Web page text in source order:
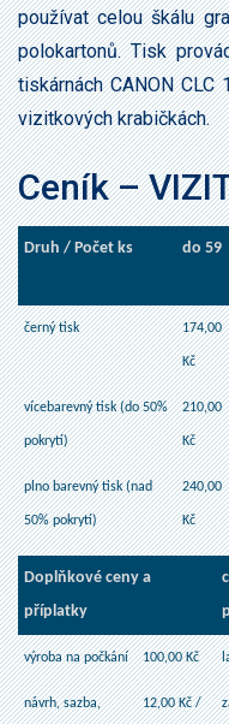
používat celou škálu
polokartonů. Tisk
tiskárnách CANON
vizitkových krabičkách.
Ceník –
Druh / Počet ks do 59
černý tisk 174,00
Kč
vícebarevný tisk (do 50%
pokrytí)
210,00
Kč
plno barevný tisk (nad
50% pokrytí)
240,00
Kč
Doplňkové ceny a
příplatky
výroba na počkání 100,00 Kč
návrh, sazba, 12,00 Kč /